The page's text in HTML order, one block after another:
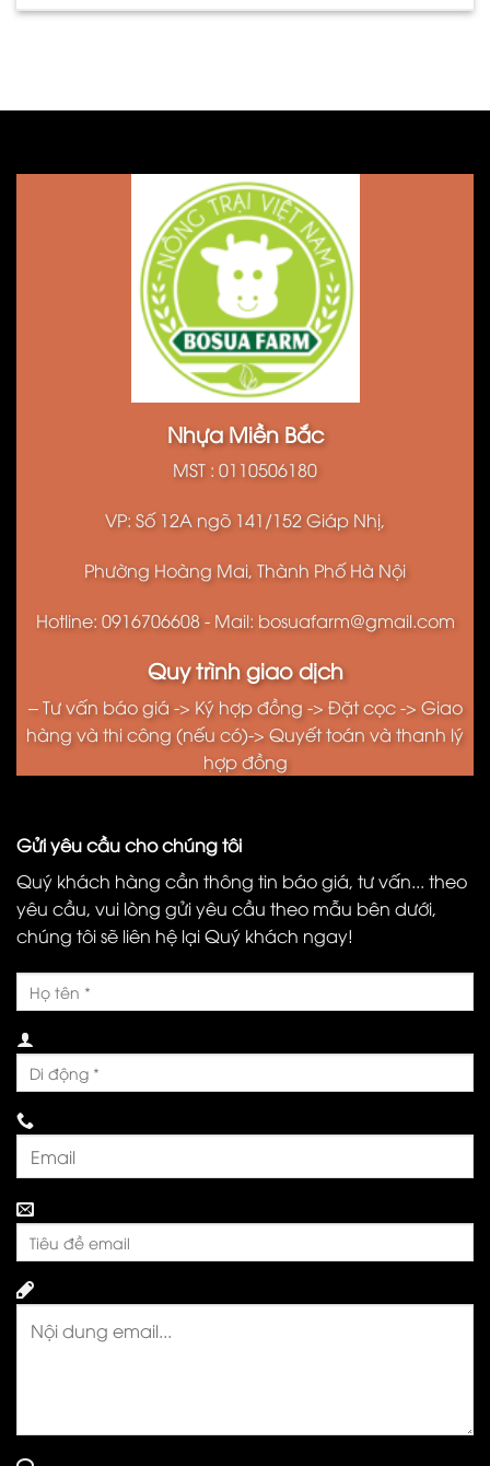
Nhựa Miền Bắc
MST : 0110506180
VP: Số 12A ngõ 141/152 Giáp Nhị,
Phường Hoàng Mai, Thành Phố Hà Nội
Hotline: 0916706608 - Mail: bosuafarm@gmail.com
Quy trình giao dịch
– Tư vấn báo giá -> Ký hợp đồng -> Đặt cọc -> Giao
hàng và thi công (nếu có)-> Quyết toán và thanh lý
hợp đồng
Gửi yêu cầu cho chúng tôi
Quý khách hàng cần thông tin báo giá, tư vấn... theo
yêu cầu, vui lòng gửi yêu cầu theo mẫu bên dưới,
chúng tôi sẽ liên hệ lại Quý khách ngay!